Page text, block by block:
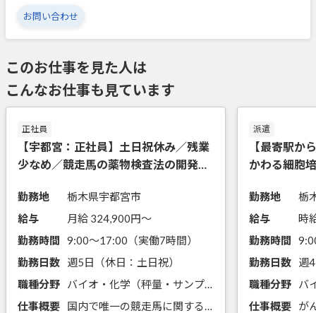
お問い合わせ
このお仕事を見た人は
こんなお仕事も見ています
正社員
【宇都宮：正社員】土日祝休み／残業
少なめ／競走馬の薬物検査法の開発や
勤務地
栃木県宇都宮市
給与
月給 324,900円〜
勤務時間
9:00～17:00（実働7時間）
勤務日数
週5日（休日：土日祝）
職種分野
バイオ・化学（秤量・サンプリング・分注、前処理・試薬調製、機器分析、規格・規範に関する知識）
仕事概要
国内で唯一の競走馬に関する公的機関です。競走馬の薬物検査の尿や血液、被毛をサンプルとした薬物検査を行います。質量分析経験がある方のご応募お待ちしています。
派遣
【最寄駅か
かわる細胞
勤務地
給与
時
勤務時間
勤務日数
週
職種分野
仕事概要